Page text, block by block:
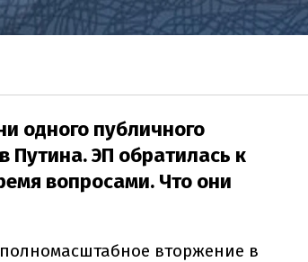
одного публичного
Путина. ЭП обратилась к
вопросами. Что они
вторжение в